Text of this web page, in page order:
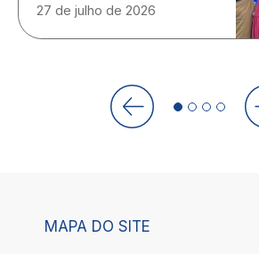
27 de julho de 2026
MAPA DO SITE